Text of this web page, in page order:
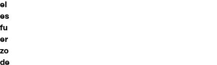
el
es
fu
er
zo
de